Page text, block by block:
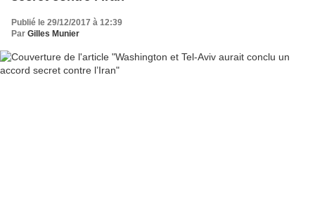
Publié le 29/12/2017 à 12:39
Par Gilles Munier